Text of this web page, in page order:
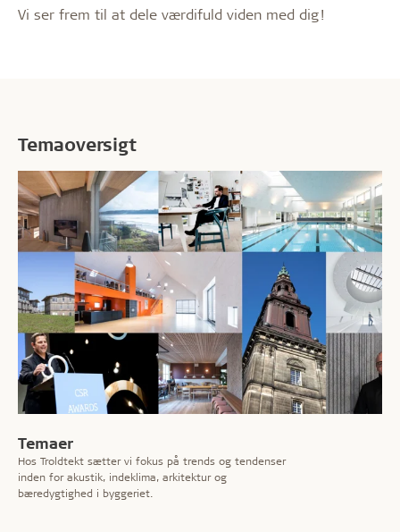
Vi ser frem til at dele værdifuld viden med dig!
Temaoversigt
Temaer
Hos Troldtekt sætter vi fokus på trends og tendenser
inden for akustik, indeklima, arkitektur og
bæredygtighed i byggeriet.